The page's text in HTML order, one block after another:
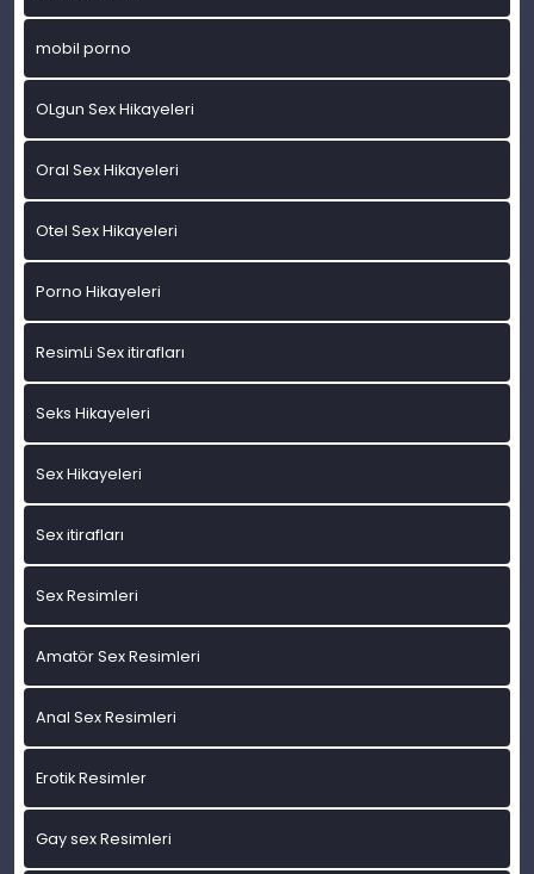
mobil porno
OLgun Sex Hikayeleri
Oral Sex Hikayeleri
Otel Sex Hikayeleri
Porno Hikayeleri
ResimLi Sex itirafları
Seks Hikayeleri
Sex Hikayeleri
Sex itirafları
Sex Resimleri
Amatör Sex Resimleri
Anal Sex Resimleri
Erotik Resimler
Gay sex Resimleri